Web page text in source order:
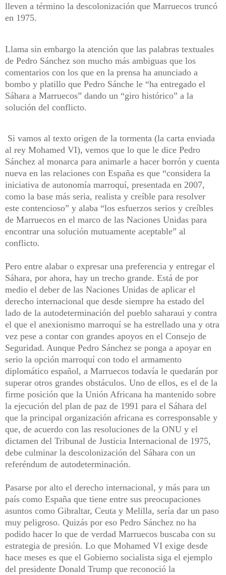
lleven a término la descolonización que Marruecos truncó
en 1975.
Llama sin embargo la atención que las palabras textuales
de Pedro Sánchez son mucho más ambiguas que los
comentarios con los que en la prensa ha anunciado a
bombo y platillo que Pedro Sánche le “ha entregado el
Sáhara a Marruecos” dando un “giro histórico” a la
solución del conflicto.
Si vamos al texto origen de la tormenta (la carta enviada
al rey Mohamed VI), vemos que lo que le dice Pedro
Sánchez al monarca para animarle a hacer borrón y cuenta
nueva en las relaciones con España es que “considera la
iniciativa de autonomía marroquí, presentada en 2007,
como la base más seria, realista y creíble para resolver
este contencioso” y alaba “los esfuerzos serios y creíbles
de Marruecos en el marco de las Naciones Unidas para
encontrar una solución mutuamente aceptable” al
conflicto.
Pero entre alabar o expresar una preferencia y entregar el
Sáhara, por ahora, hay un trecho grande. Está de por
medio el deber de las Naciones Unidas de aplicar el
derecho internacional que desde siempre ha estado del
lado de la autodeterminación del pueblo saharaui y contra
el que el anexionismo marroquí se ha estrellado una y otra
vez pese a contar con grandes apoyos en el Consejo de
Seguridad. Aunque Pedro Sánchez se ponga a apoyar en
serio la opción marroquí con todo el armamento
diplomático español, a Marruecos todavía le quedarán por
superar otros grandes obstáculos. Uno de ellos, es el de la
firme posición que la Unión Africana ha mantenido sobre
la ejecución del plan de paz de 1991 para el Sáhara del
que la principal organización africana es corresponsable y
que, de acuerdo con las resoluciones de la ONU y el
dictamen del Tribunal de Justicia Internacional de 1975,
debe culminar la descolonización del Sáhara con un
referéndum de autodeterminación.
Pasarse por alto el derecho internacional, y más para un
país como España que tiene entre sus preocupaciones
asuntos como Gibraltar, Ceuta y Melilla, sería dar un paso
muy peligroso. Quizás por eso Pedro Sánchez no ha
podido hacer lo que de verdad Marruecos buscaba con su
estrategia de presión. Lo que Mohamed VI exige desde
hace meses es que el Gobierno socialista siga el ejemplo
del presidente Donald Trump que reconoció la